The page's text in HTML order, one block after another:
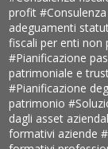
profit
adeguamenti
fiscali per enti
#Pianificazione
patrimoniale e
#Pianificazione
patrimonio
dagli asset
formativi aziende